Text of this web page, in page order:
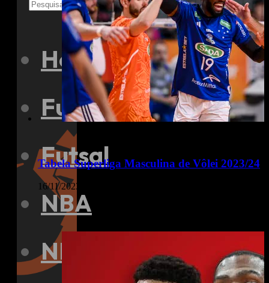
Home
Futebol
Futsal
NBA
NFL
Tabela Superliga Masculina de Vôlei 2023/24
16/11/2023